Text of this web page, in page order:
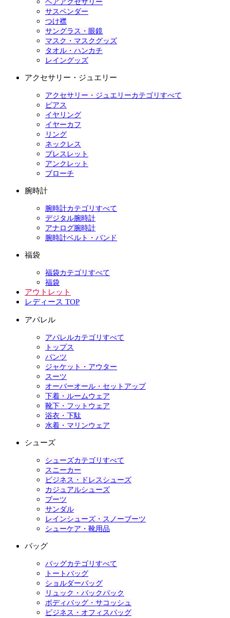
ヘアアクセサリー
サスペンダー
つけ襟
サングラス・眼鏡
マスク・マスクグッズ
タオル・ハンカチ
レイングッズ
アクセサリー・ジュエリー
アクセサリー・ジュエリーカテゴリすべて
ピアス
イヤリング
イヤーカフ
リング
ネックレス
ブレスレット
アンクレット
ブローチ
腕時計
腕時計カテゴリすべて
デジタル腕時計
アナログ腕時計
腕時計ベルト・バンド
福袋
福袋カテゴリすべて
福袋
アウトレット
レディース TOP
アパレル
アパレルカテゴリすべて
トップス
パンツ
ジャケット・アウター
スーツ
オーバーオール・セットアップ
下着・ルームウェア
靴下・フットウェア
浴衣・下駄
水着・マリンウェア
シューズ
シューズカテゴリすべて
スニーカー
ビジネス・ドレスシューズ
カジュアルシューズ
ブーツ
サンダル
レインシューズ・スノーブーツ
シューケア・靴用品
バッグ
バッグカテゴリすべて
トートバッグ
ショルダーバッグ
リュック・バックパック
ボディバッグ・サコッシュ
ビジネス・オフィスバッグ